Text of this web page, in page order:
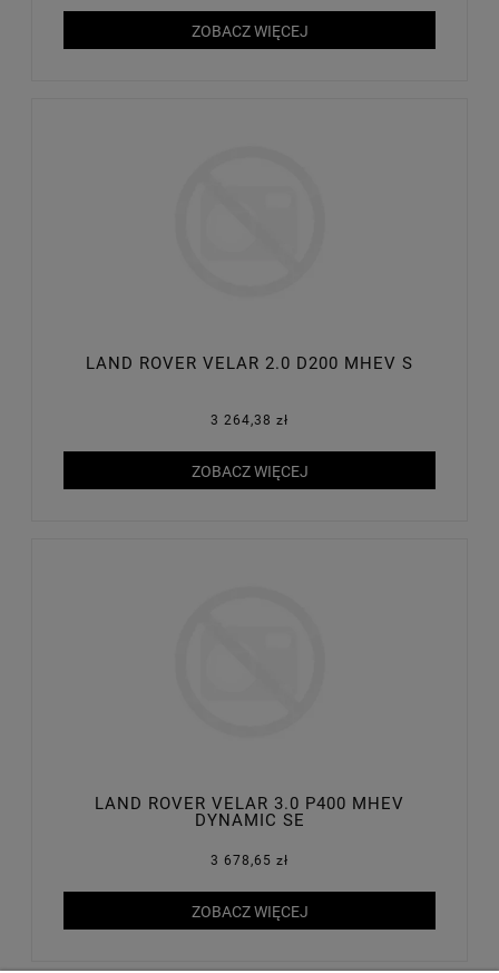
ZOBACZ WIĘCEJ
LAND ROVER VELAR 2.0 D200 MHEV S
3 264,38 zł
ZOBACZ WIĘCEJ
LAND ROVER VELAR 3.0 P400 MHEV
DYNAMIC SE
3 678,65 zł
ZOBACZ WIĘCEJ